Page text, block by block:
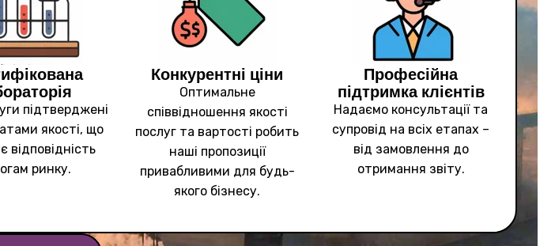
підтверджені
якості, що
відповідність
ринку.
Конкурентні ціни
Оптимальне
співвідношення якості
послуг та вартості робить
наші пропозиції
привабливими для будь-
якого бізнесу.
Професійна
підтримка клієнтів
Надаємо консультації та
супровід на всіх етапах –
від замовлення до
отримання звіту.